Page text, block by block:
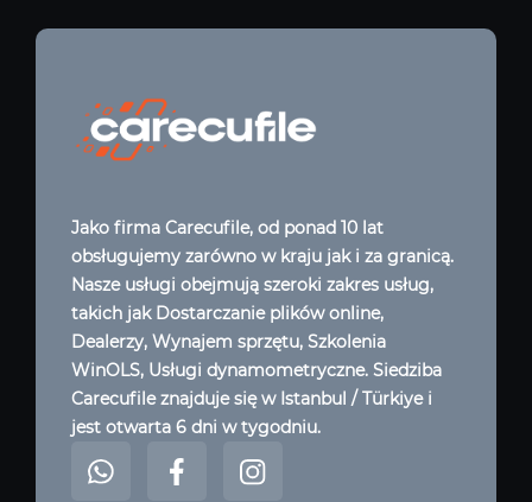
Jako firma Carecufile, od ponad 10 lat
obsługujemy zarówno w kraju jak i za granicą.
Nasze usługi obejmują szeroki zakres usług,
takich jak Dostarczanie plików online,
Dealerzy, Wynajem sprzętu, Szkolenia
WinOLS, Usługi dynamometryczne. Siedziba
Carecufile znajduje się w Istanbul / Türkiye i
jest otwarta 6 dni w tygodniu.